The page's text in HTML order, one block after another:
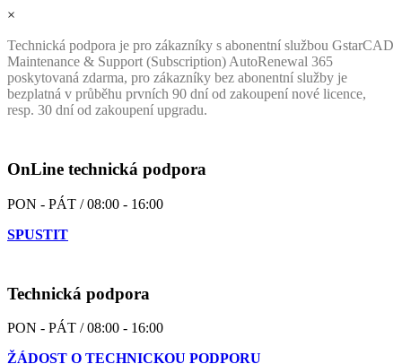
×
Technická podpora je pro zákazníky s abonentní službou GstarCAD
Maintenance & Support (Subscription) AutoRenewal 365
poskytovaná zdarma, pro zákazníky bez abonentní služby je
bezplatná v průběhu prvních 90 dní od zakoupení nové licence,
resp. 30 dní od zakoupení upgradu.
OnLine technická podpora
PON - PÁT / 08:00 - 16:00
SPUSTIT
Technická podpora
PON - PÁT / 08:00 - 16:00
ŽÁDOST O TECHNICKOU PODPORU